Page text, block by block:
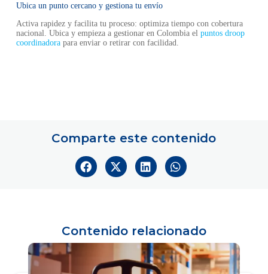
Ubica un punto cercano y gestiona tu envío
Activa rapidez y facilita tu proceso: optimiza tiempo con cobertura
nacional. Ubica y empieza a gestionar en Colombia el puntos droop
coordinadorapara enviar o retirar con facilidad.
Comparte este contenido
Contenido relacionado